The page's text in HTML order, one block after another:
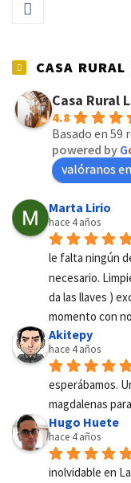
CASA
Casa Rural
4.8
Basado en 59
powered by G
valóranos en
Marta Lirio
hace 4 años
le falta ningún
necesario.
da las llaves )
momento con
Akitepy
hace 4 años
esperábamos.
magdalenas
Hugo Huete
hace 4 años
inolvidable en